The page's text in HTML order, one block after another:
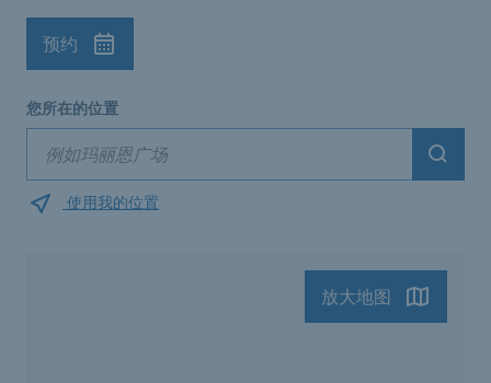
预约
您所在的位置
使用我的位置
放大地图